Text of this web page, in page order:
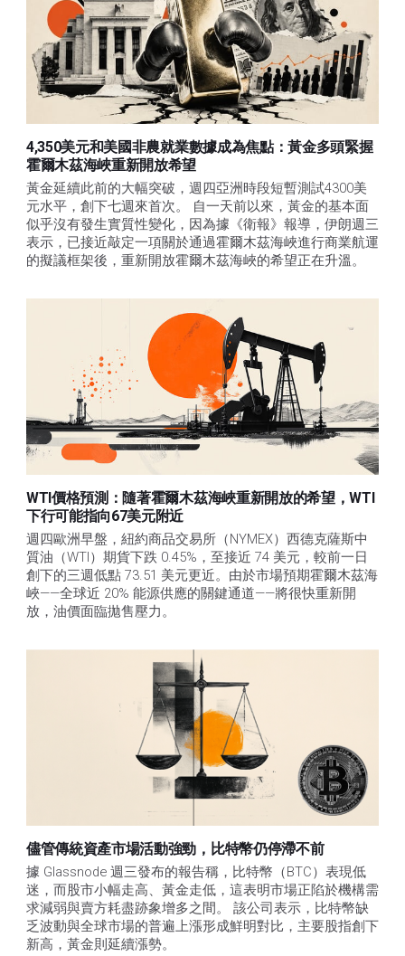
4,350美元和美國非農就業數據成為焦點：黃金多頭緊握
霍爾木茲海峽重新開放希望
黃金延續此前的大幅突破，週四亞洲時段短暫測試4300美
元水平，創下七週來首次。 自一天前以來，黃金的基本面
似乎沒有發生實質性變化，因為據《衛報》報導，伊朗週三
表示，已接近敲定一項關於通過霍爾木茲海峽進行商業航運
的擬議框架後，重新開放霍爾木茲海峽的希望正在升溫。
WTI價格預測：隨著霍爾木茲海峽重新開放的希望，WTI
下行可能指向67美元附近
週四歐洲早盤，紐約商品交易所（NYMEX）西德克薩斯中
質油（WTI）期貨下跌 0.45%，至接近 74 美元，較前一日
創下的三週低點 73.51 美元更近。由於市場預期霍爾木茲海
峽——全球近 20% 能源供應的關鍵通道——將很快重新開
放，油價面臨拋售壓力。
儘管傳統資產市場活動強勁，比特幣仍停滯不前
據 Glassnode 週三發布的報告稱，比特幣（BTC）表現低
迷，而股市小幅走高、黃金走低，這表明市場正陷於機構需
求減弱與賣方耗盡跡象增多之間。 該公司表示，比特幣缺
乏波動與全球市場的普遍上漲形成鮮明對比，主要股指創下
新高，黃金則延續漲勢。